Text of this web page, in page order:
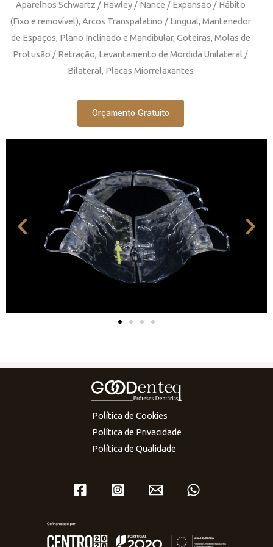
Aparelhos Schwartz / Hawley / Nance / Expansão / Hábito
(Fixo e removível), Arcos Transpalatino / Lingual, Mantenedor
de Espaços, Plano Inclinado e Mandibular, Goteiras, Molas de
Protusão / Retração, Levantamento de Mordida Unilateral /
Bilateral, Placas Miorrelaxantes
Orçamento Gratuito
Política de Cookies
Política de Privacidade
Política de Qualidade